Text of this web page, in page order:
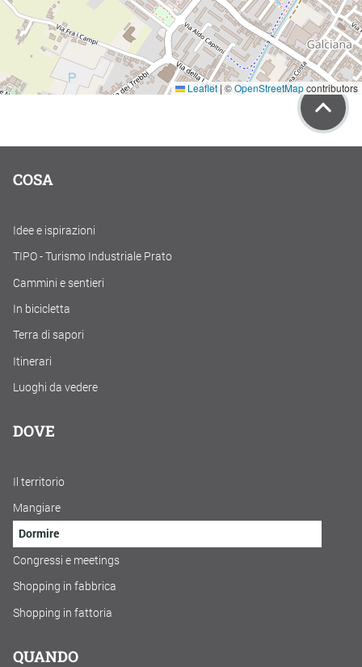
Leaflet|©OpenStreetMapcontributors
COSA
Idee e ispirazioni
TIPO - Turismo Industriale Prato
Cammini e sentieri
In bicicletta
Terra di sapori
Itinerari
Luoghi da vedere
DOVE
Il territorio
Mangiare
Dormire
Congressi e meetings
Shopping in fabbrica
Shopping in fattoria
QUANDO